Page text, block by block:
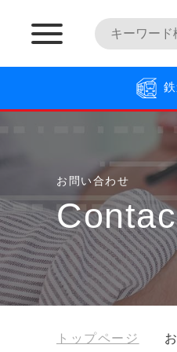
お問い合わせ
トップページ